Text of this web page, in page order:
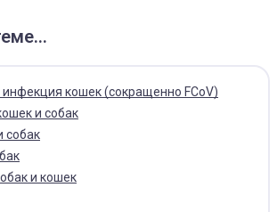
инфекция кошек (сокращенно FCoV)
и собак
собак
и кошек